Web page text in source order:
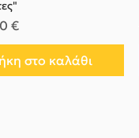
Έκπτωσης
€
στο καλάθι